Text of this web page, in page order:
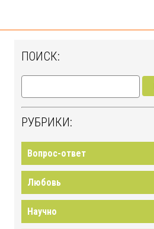
ПОИСК:
РУБРИКИ:
Вопрос-ответ
Любовь
Научно